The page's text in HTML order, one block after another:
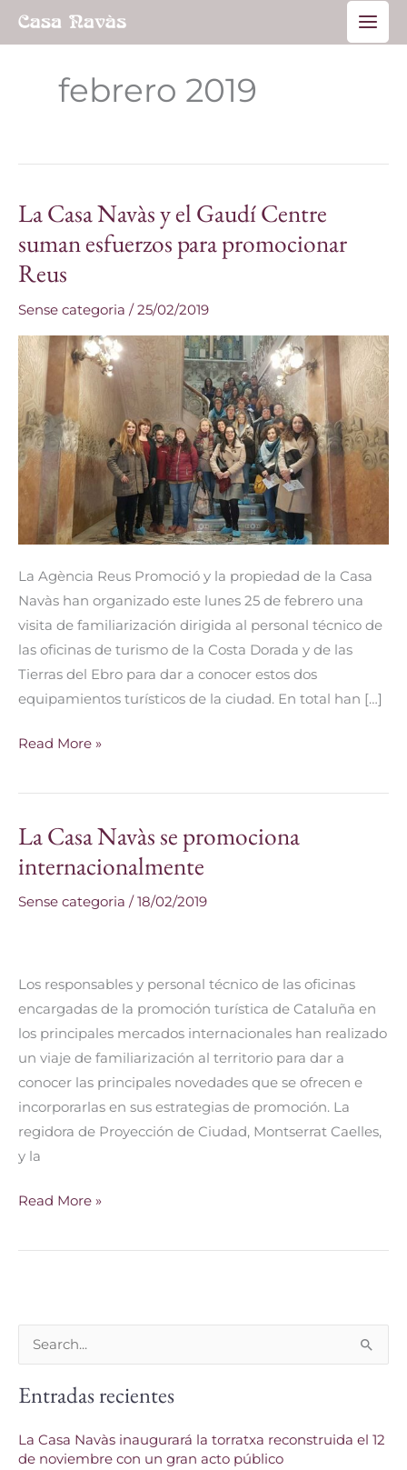
Main
febrero 2019
La Casa Navàs y el Gaudí Centre
suman esfuerzos para promocionar
Reus
Sense categoria /25/02/2019
La Agència Reus Promoció y la propiedad de la Casa
Navàs han organizado este lunes 25 de febrero una
visita de familiarización dirigida al personal técnico de
las oficinas de turismo de la Costa Dorada y de las
Tierras del Ebro para dar a conocer estos dos
equipamientos turísticos de la ciudad. En total han […]
La
Navàs
y
el
Gaudí
Centre
suman
esfuerzos
para
promocionar
Reus
Read More »
La Casa Navàs se promociona
internacionalmente
Sense categoria /18/02/2019
Los responsables y personal técnico de las oficinas
encargadas de la promoción turística de Cataluña en
los principales mercados internacionales han realizado
un viaje de familiarización al territorio para dar a
conocer las principales novedades que se ofrecen e
incorporarlas en sus estrategias de promoción. La
regidora de Proyección de Ciudad, Montserrat Caelles,
y la
La
Casa
Navàs
se
Read More »
s
a
Entradas recientes
La Casa Navàs inaugurará la torratxa reconstruida el 12
de noviembre con un gran acto público